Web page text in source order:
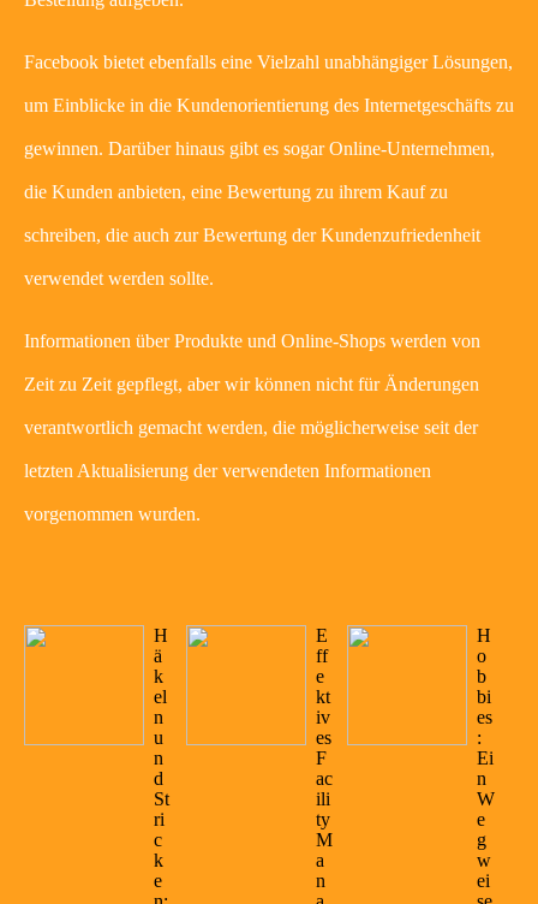
Facebook bietet ebenfalls eine Vielzahl unabhängiger Lösungen,
um Einblicke in die Kundenorientierung des Internetgeschäfts zu
gewinnen. Darüber hinaus gibt es sogar Online-Unternehmen,
die Kunden anbieten, eine Bewertung zu ihrem Kauf zu
schreiben, die auch zur Bewertung der Kundenzufriedenheit
verwendet werden sollte.
Informationen über Produkte und Online-Shops werden von
Zeit zu Zeit gepflegt, aber wir können nicht für Änderungen
verantwortlich gemacht werden, die möglicherweise seit der
letzten Aktualisierung der verwendeten Informationen
vorgenommen wurden.
H
ä
k
el
n
u
n
d
St
ri
c
k
e
E
ff
e
kt
iv
es
F
ac
ili
ty
M
a
n
H
o
b
bi
es
:
Ei
n
W
e
g
w
ei